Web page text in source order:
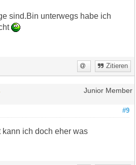
sind.Bin unterwegs habe ich
Zitieren
Junior Member
#9
kann ich doch eher was